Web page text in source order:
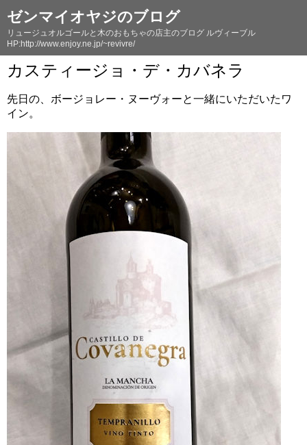
ゼンマイオヤジのブログ
リュージュオルゴールと木のおもちゃの店主のブログ ルヴィーブル
HP:http://www.enjoy.ne.jp/~revivre/
カスティージョ・デ・カバネラ
先日の、ボージョレー・ヌーヴォーと一緒にいただいたワ
イン。